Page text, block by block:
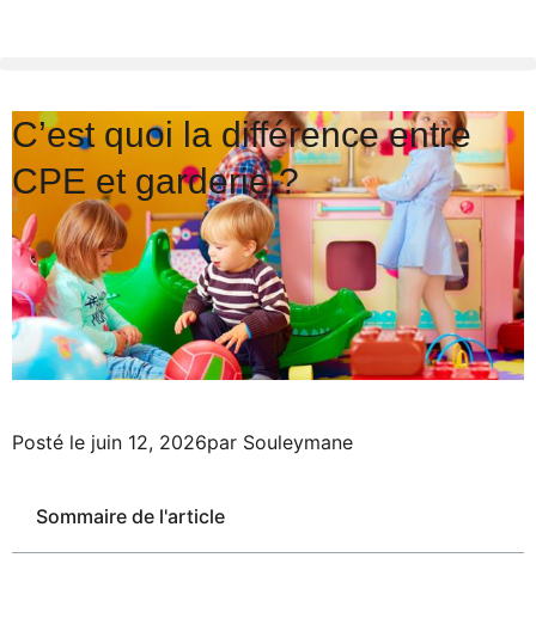
C’est quoi la différence entre
CPE et garderie ?
Posté le juin 12, 2026par Souleymane
Sommaire de l'article